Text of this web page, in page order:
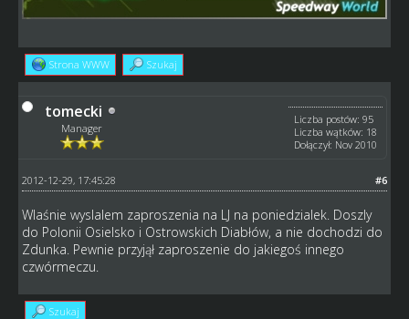
Strona WWW Szukaj
tomecki
Manager
Liczba postów: 95
Liczba wątków: 18
Dołączył: Nov 2010
#6
2012-12-29, 17:45:28
Wlaśnie wyslalem zaproszenia na LJ na poniedzialek. Doszly
do Polonii Osielsko i Ostrowskich Diabłów, a nie dochodzi do
Zdunka. Pewnie przyjął zaproszenie do jakiegoś innego
czwórmeczu.
Szukaj